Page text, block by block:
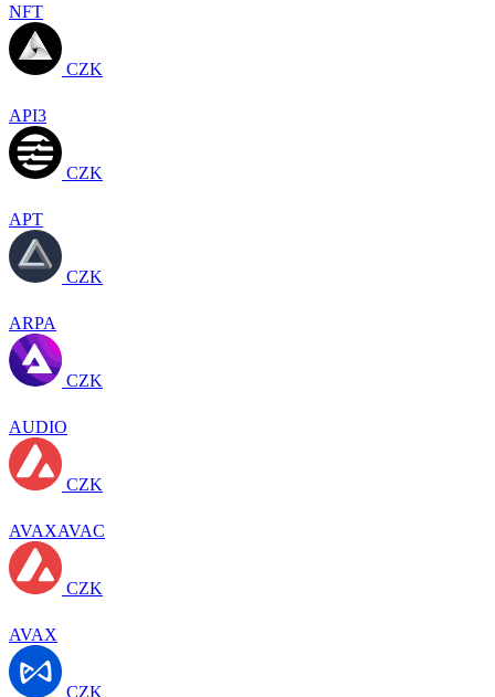
NFT
CZK
API3
CZK
APT
CZK
ARPA
CZK
AUDIO
CZK
AVAXAVAC
CZK
AVAX
CZK